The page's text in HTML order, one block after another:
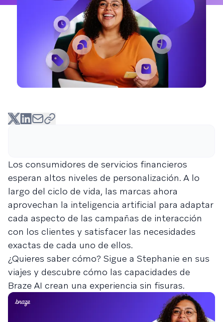
Los consumidores de servicios financieros
esperan altos niveles de personalización. A lo
largo del ciclo de vida, las marcas ahora
aprovechan la inteligencia artificial para adaptar
cada aspecto de las campañas de interacción
con los clientes y satisfacer las necesidades
exactas de cada uno de ellos.
¿Quieres saber cómo? Sigue a Stephanie en sus
viajes y descubre cómo las capacidades de
Braze AI crean una experiencia sin fisuras.